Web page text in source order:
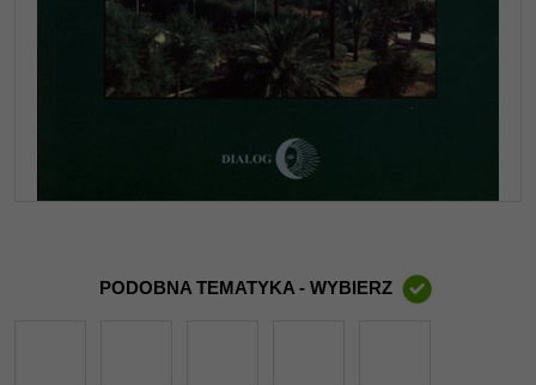
PODOBNA TEMATYKA - WYBIERZ